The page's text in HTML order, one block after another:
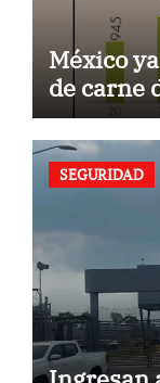
México
de carne
SEGURIDAD